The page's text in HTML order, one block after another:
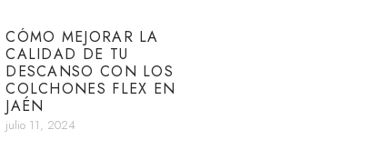
CÓMO MEJORAR LA
CALIDAD DE TU
DESCANSO CON LOS
COLCHONES FLEX EN
JAÉN
julio 11, 2024